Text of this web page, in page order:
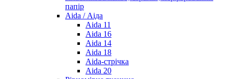
папір
Aida / Аіда
Aida 11
Aida 16
Aida 14
Aida 18
Aida-стрічка
Aida 20